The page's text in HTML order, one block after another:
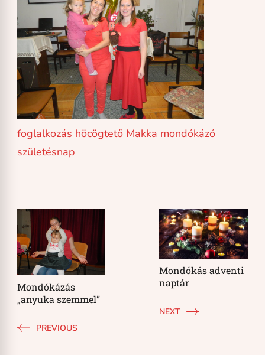
foglalkozás höcögtető Makka mondókázó
születésnap
Post
Navigation
Mondókázás
„anyuka szemmel”
PREVIOUS
Mondókás adventi
naptár
NEXT